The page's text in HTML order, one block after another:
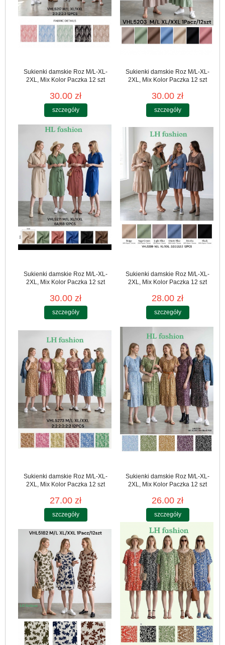
Sukienki damskie Roz M/L-XL-
2XL, Mix Kolor Paczka 12 szt
30.00 zł
szczegóły
Sukienki damskie Roz M/L-XL-
2XL, Mix Kolor Paczka 12 szt
30.00 zł
szczegóły
Sukienki damskie Roz M/L-XL-
2XL, Mix Kolor Paczka 12 szt
30.00 zł
szczegóły
Sukienki damskie Roz M/L-XL-
2XL, Mix Kolor Paczka 12 szt
28.00 zł
szczegóły
Sukienki damskie Roz M/L-XL-
2XL, Mix Kolor Paczka 12 szt
27.00 zł
szczegóły
Sukienki damskie Roz M/L-XL-
2XL, Mix Kolor Paczka 12 szt
26.00 zł
szczegóły